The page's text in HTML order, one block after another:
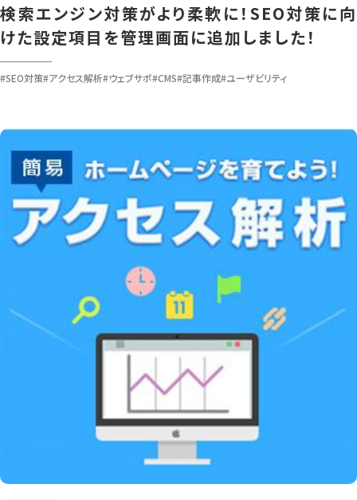
検索エンジン対策がより柔軟に！SEO対策に向
けた設定項目を管理画面に追加しました！
#SEO対策#アクセス解析#ウェブサポ#CMS#記事作成#ユーザビリティ